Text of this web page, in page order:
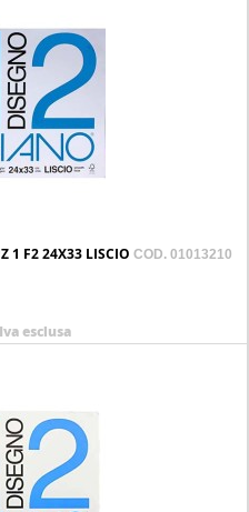
1 F2 24X33 LISCIO COD. 01013210
Iva esclusa